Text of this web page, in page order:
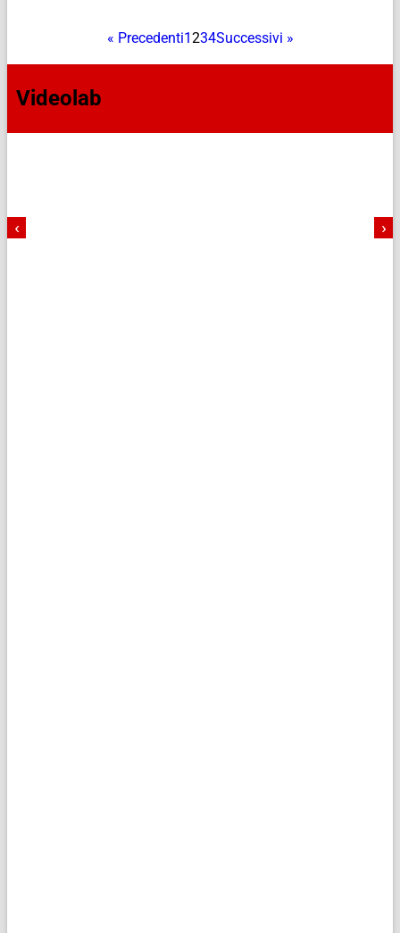
« Precedenti1234Successivi »
Videolab
‹ ›